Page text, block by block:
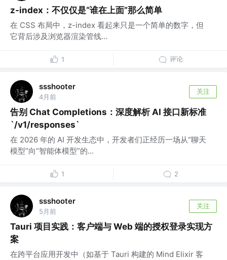
z-index：不仅仅是“谁在上面”那么简单
在 CSS 布局中，z-index 看起来只是一个简单的数字，但
它背后涉及浏览器渲染管线...
1 评论
ssshooter
4月前
关注
告别 Chat Completions：深度解析 AI 接口新标准
`/v1/responses`
在 2026 年的 AI 开发生态中，开发者们正经历一场从“聊天
模型”向“智能体模型”的...
1 2
ssshooter
5月前
关注
Tauri 项目实践：客户端与 Web 端的授权登录实现方
案
在跨平台应用开发中（如基于 Tauri 构建的 Mind Elixir 客